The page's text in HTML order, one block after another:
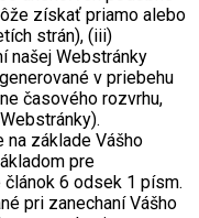
získať priamo alebo
strán), (iii)
našej Webstránky
v priebehu
časového rozvrhu,
na základe Vášho
pre
6 odsek 1 písm.
pri zanechaní Vášho